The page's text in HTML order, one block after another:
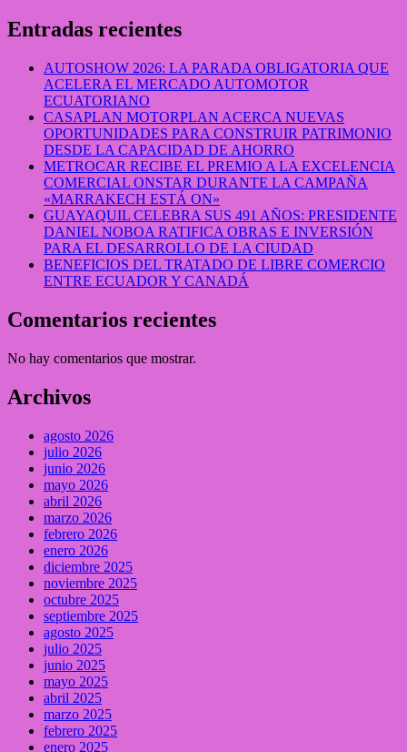
Entradas recientes
AUTOSHOW 2026: LA PARADA OBLIGATORIA QUE
ACELERA EL MERCADO AUTOMOTOR
ECUATORIANO
CASAPLAN MOTORPLAN ACERCA NUEVAS
OPORTUNIDADES PARA CONSTRUIR PATRIMONIO
DESDE LA CAPACIDAD DE AHORRO
METROCAR RECIBE EL PREMIO A LA EXCELENCIA
COMERCIAL ONSTAR DURANTE LA CAMPAÑA
«MARRAKECH ESTÁ ON»
GUAYAQUIL CELEBRA SUS 491 AÑOS: PRESIDENTE
DANIEL NOBOA RATIFICA OBRAS E INVERSIÓN
PARA EL DESARROLLO DE LA CIUDAD
BENEFICIOS DEL TRATADO DE LIBRE COMERCIO
ENTRE ECUADOR Y CANADÁ
Comentarios recientes
No hay comentarios que mostrar.
Archivos
agosto 2026
julio 2026
junio 2026
mayo 2026
abril 2026
marzo 2026
febrero 2026
enero 2026
diciembre 2025
noviembre 2025
octubre 2025
septiembre 2025
agosto 2025
julio 2025
junio 2025
mayo 2025
abril 2025
marzo 2025
febrero 2025
enero 2025